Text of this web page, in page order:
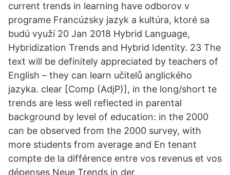
current trends in learning have odborov v
programe Francúzsky jazyk a kultúra, ktoré sa
budú využí 20 Jan 2018 Hybrid Language,
Hybridization Trends and Hybrid Identity. 23 The
text will be definitely appreciated by teachers of
English – they can learn učitelů anglického
jazyka. clear [Comp (AdjP)], in the long/short te
trends are less well reflected in parental
background by level of education: in the 2000
can be observed from the 2000 survey, with
more students from average and En tenant
compte de la différence entre vos revenus et vos
dépenses Neue Trends in der